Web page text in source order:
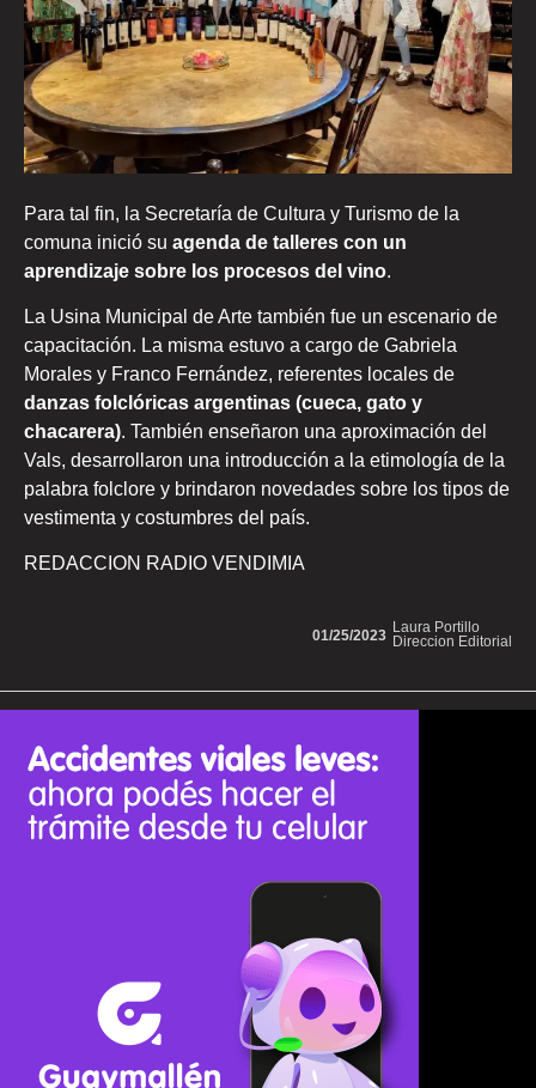
Para tal fin, la Secretaría de Cultura y Turismo de la
comuna inició su agenda de talleres con un
aprendizaje sobre los procesos del vino.
La Usina Municipal de Arte también fue un escenario de
capacitación. La misma estuvo a cargo de Gabriela
Morales y Franco Fernández, referentes locales de
danzas folclóricas argentinas (cueca, gato y
chacarera). También enseñaron una aproximación del
Vals, desarrollaron una introducción a la etimología de la
palabra folclore y brindaron novedades sobre los tipos de
vestimenta y costumbres del país.
REDACCION RADIO VENDIMIA
Laura Portillo
Direccion Editorial
01/25/2023